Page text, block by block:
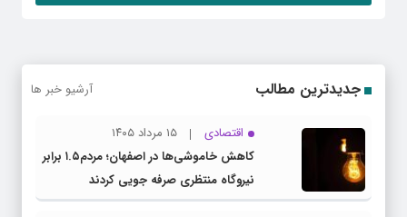
جدیدترین مطالب آرشیو خبر ها
اقتصادی
۱۵ مرداد ۱۴۰۵
کاهش خاموشی‌ها در اصفهان؛ مردم۱.۵ برابر
نیروگاه منتظری صرفه جویی کردند